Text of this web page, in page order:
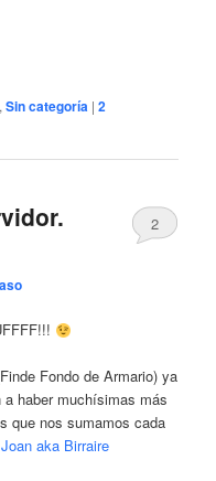
,Sin categoría |2
2
Fondo de Armario) ya
haber muchísimas más
que nos sumamos cada
Joan aka Birraire